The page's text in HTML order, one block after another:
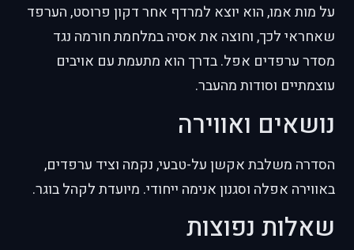
על מות אמו, הוא יוצא למרדף אחר דקון פרוסט, הערפד
שאחראי לכך, וחוצה את אסיה במלחמת חורמה נגד
מסדר ערפדים אפל. בדרך הוא מתעמת עם אויבים
עוצמתיים וסודות מהעבר.
נושאים ואווירה
הסדרה משלבת אקשן על-טבעי, נקמה וציד ערפדים,
באווירה אפלה וסגנון אנימה ייחודי. מיועדת לקהל בוגר.
שאלות נפוצות